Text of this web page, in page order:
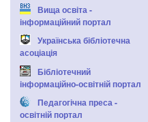
Вища освіта -
інформаційний портал
Українська бібліотечна
асоціація
Бібліотечний
інформаційно-освітній портал
Педагогічна преса -
освітній портал